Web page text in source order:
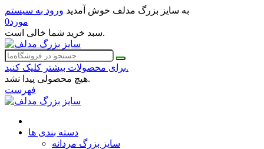
به سایز بزرگ مدلف خوش آمدید ورود به سیستم
0مورد
سبد خرید شما خالی است.
برای محصولات بیشتر کلیک کنید.
هیچ محصولی پیدا نشد.
فهرست
دسته بندی ها
سایز بزرگ مردانه